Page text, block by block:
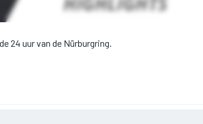
24 uur van de Nürburgring.